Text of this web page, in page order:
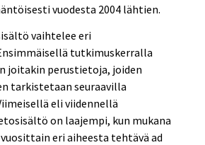
vuodesta 2004 lähtien.
vaihtelee eri
tutkimuskerralla
joitakin perustietoja, joiden
tarkistetaan seuraavilla
eli viidennellä
on laajempi, kun mukana
eri aiheesta tehtävä ad